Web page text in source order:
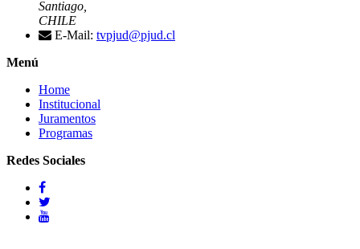
Santiago,
CHILE
E-Mail: tvpjud@pjud.cl
Menú
Home
Institucional
Juramentos
Programas
Redes Sociales